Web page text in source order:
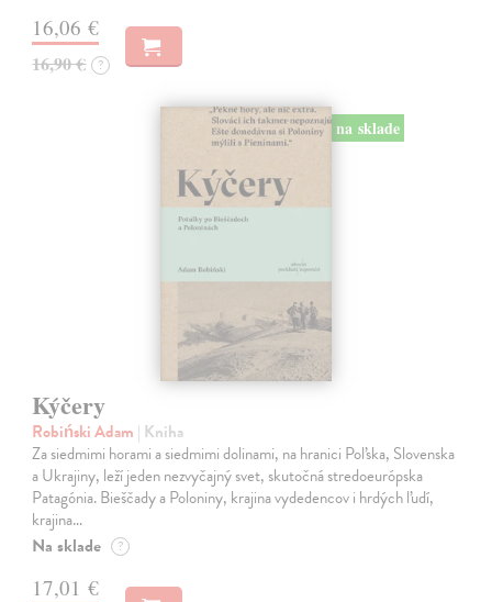
16,06 €
16,90 € ?
na sklade
Kýčery
Robiński Adam | Kniha
Za siedmimi horami a siedmimi dolinami, na hranici Poľska, Slovenska
a Ukrajiny, leží jeden nezvyčajný svet, skutočná stredoeurópska
Patagónia. Bieščady a Poloniny, krajina vydedencov i hrdých ľudí,
krajina…
Na sklade ?
17,01 €